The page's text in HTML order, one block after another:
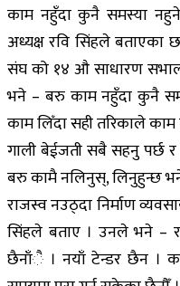
काम नहुँदा कुनै समस्या नहुने
अध्यक्ष रवि सिंहले बताएका
संघ को १४ औ साधारण
भने – बरु काम नहुँदा कुनै
काम लिँदा सही तरिकाले
गाली बेईजती सबै सहनु पर्छ
बरु कामै नलिनुस्, लिनुहुन्छ
राजस्व नउठ्दा निर्माण
सिंहले बताए । उनले भने –
छैनाँै । नयाँ टेन्डर छैन ।